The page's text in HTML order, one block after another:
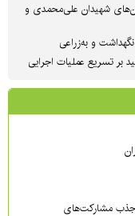
شهیدان علی‌محمدی و
و به‌زراعی
بر تسریع عملیات اجرایی
جذب مشارکت‌های